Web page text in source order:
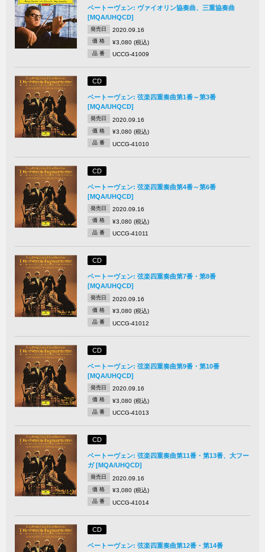
ベートーヴェン: ヴァイオリン協奏曲、三重協奏曲
[MQA/UHQCD]
発売日 2020.09.16
価 格 ¥3,080 (税込)
品 番 UCCG-41009
CD
ベートーヴェン: 弦楽四重奏曲第1番～第3番
[MQA/UHQCD]
発売日 2020.09.16
価 格 ¥3,080 (税込)
品 番 UCCG-41010
CD
ベートーヴェン: 弦楽四重奏曲第4番～第6番
[MQA/UHQCD]
発売日 2020.09.16
価 格 ¥3,080 (税込)
品 番 UCCG-41011
CD
ベートーヴェン: 弦楽四重奏曲第7番・第8番
[MQA/UHQCD]
発売日 2020.09.16
価 格 ¥3,080 (税込)
品 番 UCCG-41012
CD
ベートーヴェン: 弦楽四重奏曲第9番・第10番
[MQA/UHQCD]
発売日 2020.09.16
価 格 ¥3,080 (税込)
品 番 UCCG-41013
CD
ベートーヴェン: 弦楽四重奏曲第11番・第13番、大フー
ガ [MQA/UHQCD]
発売日 2020.09.16
価 格 ¥3,080 (税込)
品 番 UCCG-41014
CD
ベートーヴェン: 弦楽四重奏曲第12番・第14番